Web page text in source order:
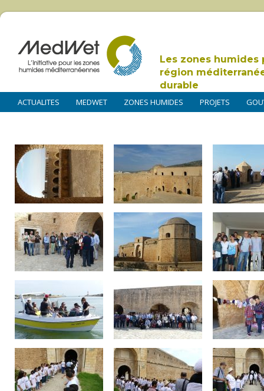
Les zones humides
région
durable
ACTUALITES MEDWET ZONES HUMIDES PROJETS